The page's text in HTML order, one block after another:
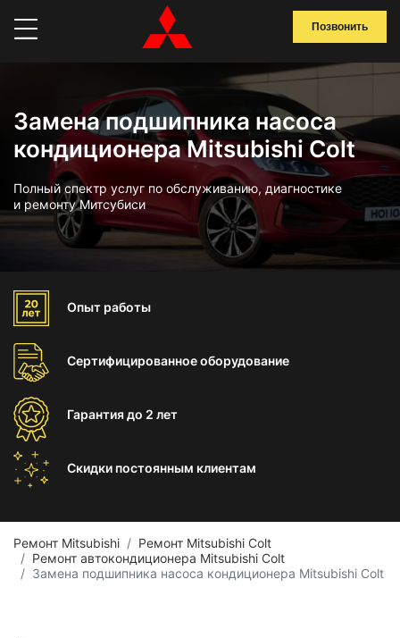
Позвонить
Замена подшипника насоса
кондиционера Mitsubishi Colt
Полный спектр услуг по обслуживанию, диагностике
и ремонту Митсубиси
Опыт работы
Сертифицированноеоборудование
Гарантиядо 2 лет
Скидки постоянным клиентам
Ремонт Mitsubishi
Ремонт Mitsubishi Colt
Ремонт автокондиционера Mitsubishi Colt
Замена подшипника насоса кондиционера Mitsubishi Colt